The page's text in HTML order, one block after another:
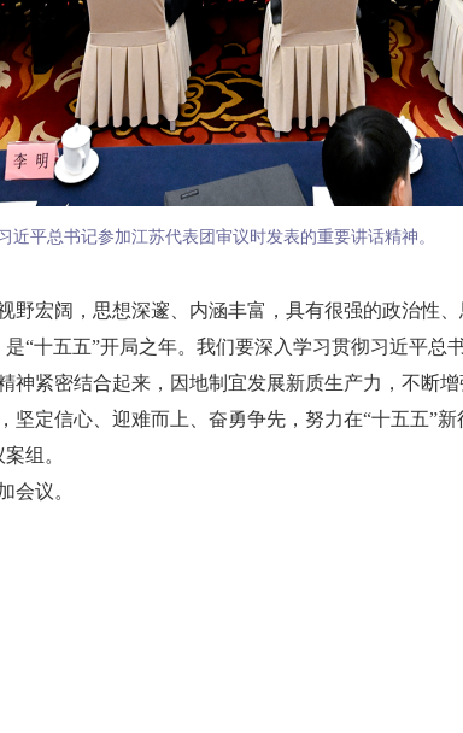
平总书记参加江苏代表团审议时发表的重要讲话精神。
宏阔，思想深邃、内涵丰富，具有很强的政治性、
“十五五”开局之年。我们要深入学习贯彻习近平
神紧密结合起来，因地制宜发展新质生产力，不断
定信心、迎难而上、奋勇争先，努力在“十五五”新
组。
议。